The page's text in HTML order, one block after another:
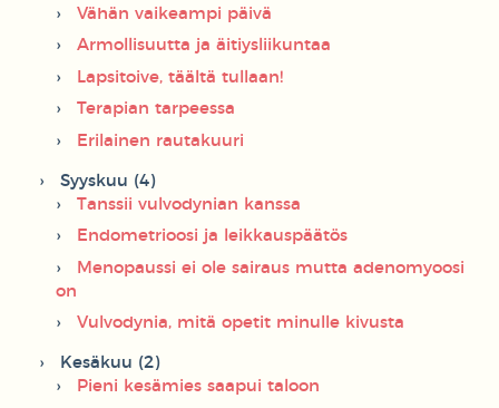
Vähän vaikeampi päivä
Armollisuutta ja äitiysliikuntaa
Lapsitoive, täältä tullaan!
Terapian tarpeessa
Erilainen rautakuuri
Syyskuu (4)
Tanssii vulvodynian kanssa
Endometrioosi ja leikkauspäätös
Menopaussi ei ole sairaus mutta adenomyoosi
on
Vulvodynia, mitä opetit minulle kivusta
Kesäkuu (2)
Pieni kesämies saapui taloon